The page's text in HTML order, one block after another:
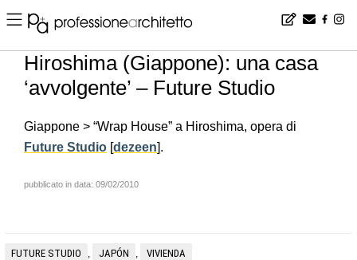
Home ▪ news ▪ it ▪ Hiroshima (Giappone): una casa ‘avvolgente’ – Future Studio
Hiroshima (Giappone): una casa
‘avvolgente’ – Future Studio
Giappone > “Wrap House” a Hiroshima, opera di
Future Studio [dezeen].
pubblicato in data: 09/02/2010
FUTURE STUDIO , JAPÓN , VIVIENDA